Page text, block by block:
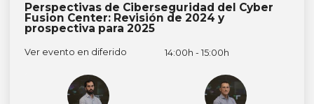
Perspectivas de Ciberseguridad del Cyber
Fusion Center: Revisión de 2024 y
prospectiva para 2025
Ver evento en diferido 14:00h - 15:00h